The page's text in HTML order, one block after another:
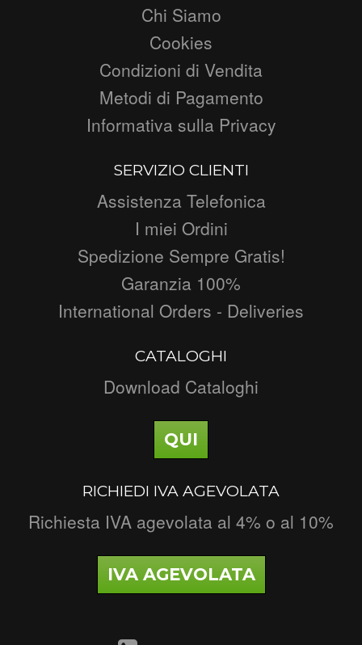
Chi Siamo
Cookies
Condizioni di Vendita
Metodi di Pagamento
Informativa sulla Privacy
SERVIZIO CLIENTI
Assistenza Telefonica
I miei Ordini
Spedizione Sempre Gratis!
Garanzia 100%
International Orders - Deliveries
CATALOGHI
Download Cataloghi
QUI
RICHIEDI IVA AGEVOLATA
Richiesta IVA agevolata al 4% o al 10%
IVA AGEVOLATA